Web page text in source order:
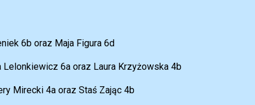
6b oraz Maja Figura 6d
6a oraz Laura Krzyżowska 4b
Mirecki 4a oraz Staś Zając 4b